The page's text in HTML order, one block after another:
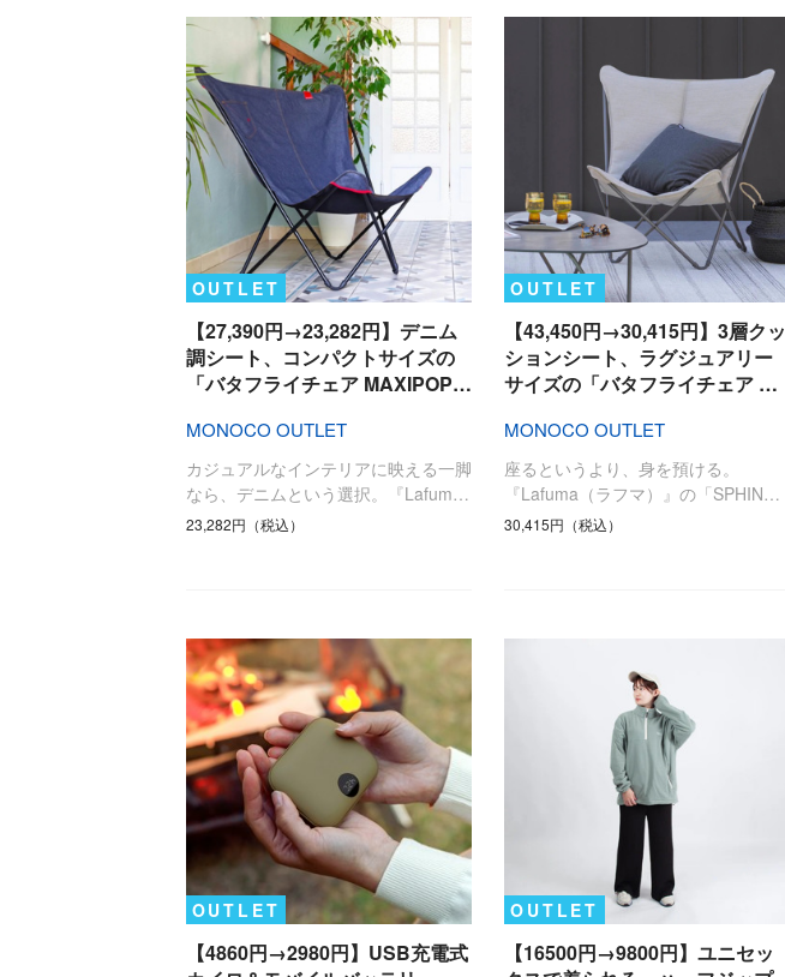
OUTLET
【27,390円→23,282円】デニム
調シート、コンパクトサイズの
「バタフライチェア MAXIPOP…
MONOCO OUTLET
カジュアルなインテリアに映える一脚
なら、デニムという選択。『Lafum…
23,282円（税込）
OUTLET
【43,450円→30,415円】3層クッ
ションシート、ラグジュアリー
サイズの「バタフライチェア …
MONOCO OUTLET
座るというより、身を預ける。
『Lafuma（ラフマ）』の「SPHIN…
30,415円（税込）
OUTLET
【4860円→2980円】USB充電式
OUTLET
【16500円→9800円】ユニセッ